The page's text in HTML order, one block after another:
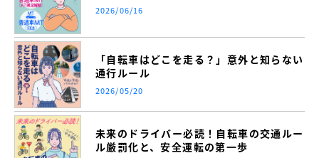
2026/06/16
「自転車はどこを走る？」意外と知らない
通行ルール
2026/05/20
未来のドライバー必読！自転車の交通ルー
ル厳罰化と、安全運転の第一歩